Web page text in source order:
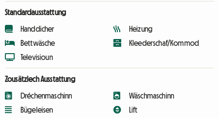
Standardausstattung
Handdicher
Bettwäsche
Televisioun
Heizung
Kleederschaf/Kommod
Zousätzlech Ausstattung
Dréchenmaschinn
Bügeleisen
Wäschmaschinn
Lift